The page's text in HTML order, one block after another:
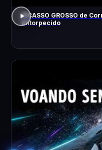
PICASSO GROSSO de
Entorpecido